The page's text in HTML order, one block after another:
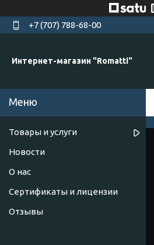
+7 (707) 788-68-00
Интернет-магазин "Romatti"
Товары и услуги
Новости
О нас
Сертификаты и лицензии
Отзывы